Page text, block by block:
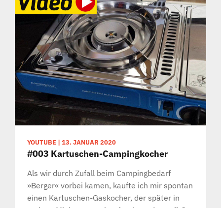
YOUTUBE | 13. JANUAR 2020
#003 Kartuschen-Campingkocher
Als wir durch Zufall beim Campingbedarf
»Berger« vorbei kamen, kaufte ich mir spontan
einen Kartuschen-Gaskocher, der später in